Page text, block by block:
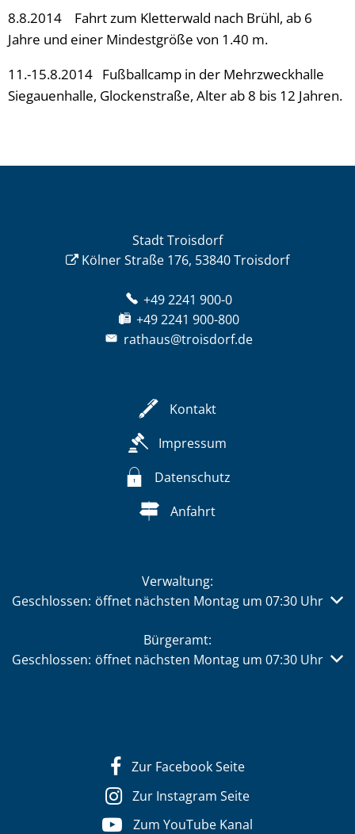
8.8.2014 Fahrt zum Kletterwald nach Brühl, ab 6
Jahre und einer Mindestgröße von 1.40 m.
11.-15.8.2014 Fußballcamp in der Mehrzweckhalle
Siegauenhalle, Glockenstraße, Alter ab 8 bis 12 Jahren.
Stadt Troisdorf
Kölner Straße 176, 53840 Troisdorf
+49 2241 900-0
+49 2241 900-800
rathaus@troisdorf.de
Kontakt
Impressum
Datenschutz
Anfahrt
Verwaltung:
Klicken, um weitere Öffnungs- oder Schließzeiten
Geschlossen: öffnet nächsten Montag um 07:30 Uhr
Bürgeramt:
Klicken, um weitere Öffnungs- oder Schließzeiten
Geschlossen: öffnet nächsten Montag um 07:30 Uhr
Zur Facebook Seite
Zur Instagram Seite
Zum YouTube Kanal